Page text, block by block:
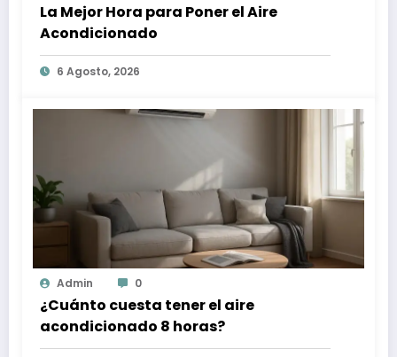
La Mejor Hora para Poner el Aire
Acondicionado
6 Agosto, 2026
Admin 0
¿Cuánto cuesta tener el aire
acondicionado 8 horas?